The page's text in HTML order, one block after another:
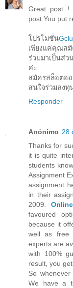
Great post !
post.You put
โปรโมชั่น
เพียงแค่คุณส
ร่วมมาเป็นส่ว
ค่ะ
สมัครสล็อตอ
สนใจร่วมลงทุ
Responder
Anónimo 28
Thanks for
it is quite
students
Assignment
assignment
in their
2009.
favoured
because it
well as free
experts are
with 100%
result, you
So
We have a